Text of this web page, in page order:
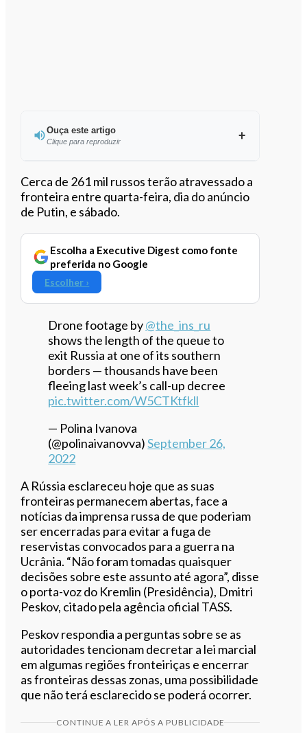
Ouça este artigo
Clique para reproduzir
Ouvir este artigo
Cerca de 261 mil russos terão atravessado a
fronteira entre quarta-feira, dia do anúncio
de Putin, e sábado.
Escolha a Executive Digest como fonte
preferida no Google
Escolher ›
Drone footage by@the_ins_ru
shows the length of the queue to
exit Russia at one of its southern
borders — thousands have been
fleeing last week’s call-up decree
pic.twitter.com/W5CTKtfkll
— Polina Ivanova
(@polinaivanovva)September 26,
2022
A Rússia esclareceu hoje que as suas
fronteiras permanecem abertas, face a
notícias da imprensa russa de que poderiam
ser encerradas para evitar a fuga de
reservistas convocados para a guerra na
Ucrânia. “Não foram tomadas quaisquer
decisões sobre este assunto até agora”, disse
o porta-voz do Kremlin (Presidência), Dmitri
Peskov, citado pela agência oficial TASS.
Peskov respondia a perguntas sobre se as
autoridades tencionam decretar a lei marcial
em algumas regiões fronteiriças e encerrar
as fronteiras dessas zonas, uma possibilidade
que não terá esclarecido se poderá ocorrer.
CONTINUE A LER APÓS A PUBLICIDADE